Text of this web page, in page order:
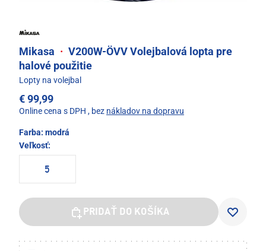
Mikasa · V200W-ÖVV Volejbalová lopta pre
halové použitie
Lopty na volejbal
€ 99,99
Online cena s DPH , bez nákladov na dopravu
Farba: modrá
Veľkosť:
5
PRIDAŤ DO KOŠÍKA